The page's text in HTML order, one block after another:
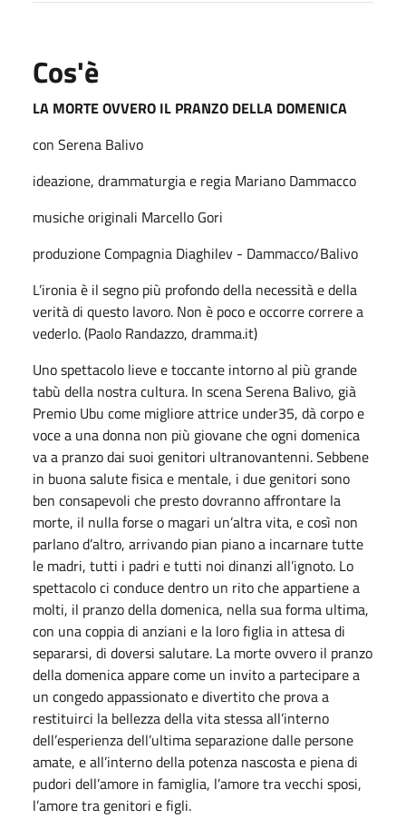
Cos'è
LA MORTE OVVERO IL PRANZO DELLA DOMENICA
con Serena Balivo
ideazione, drammaturgia e regia Mariano Dammacco
musiche originali Marcello Gori
produzione Compagnia Diaghilev - Dammacco/Balivo
L’ironia è il segno più profondo della necessità e della
verità di questo lavoro. Non è poco e occorre correre a
vederlo. (Paolo Randazzo, dramma.it)
Uno spettacolo lieve e toccante intorno al più grande
tabù della nostra cultura. In scena Serena Balivo, già
Premio Ubu come migliore attrice under35, dà corpo e
voce a una donna non più giovane che ogni domenica
va a pranzo dai suoi genitori ultranovantenni. Sebbene
in buona salute fisica e mentale, i due genitori sono
ben consapevoli che presto dovranno affrontare la
morte, il nulla forse o magari un’altra vita, e così non
parlano d’altro, arrivando pian piano a incarnare tutte
le madri, tutti i padri e tutti noi dinanzi all’ignoto. Lo
spettacolo ci conduce dentro un rito che appartiene a
molti, il pranzo della domenica, nella sua forma ultima,
con una coppia di anziani e la loro figlia in attesa di
separarsi, di doversi salutare. La morte ovvero il pranzo
della domenica appare come un invito a partecipare a
un congedo appassionato e divertito che prova a
restituirci la bellezza della vita stessa all’interno
dell’esperienza dell’ultima separazione dalle persone
amate, e all’interno della potenza nascosta e piena di
pudori dell’amore in famiglia, l’amore tra vecchi sposi,
l’amore tra genitori e figli.